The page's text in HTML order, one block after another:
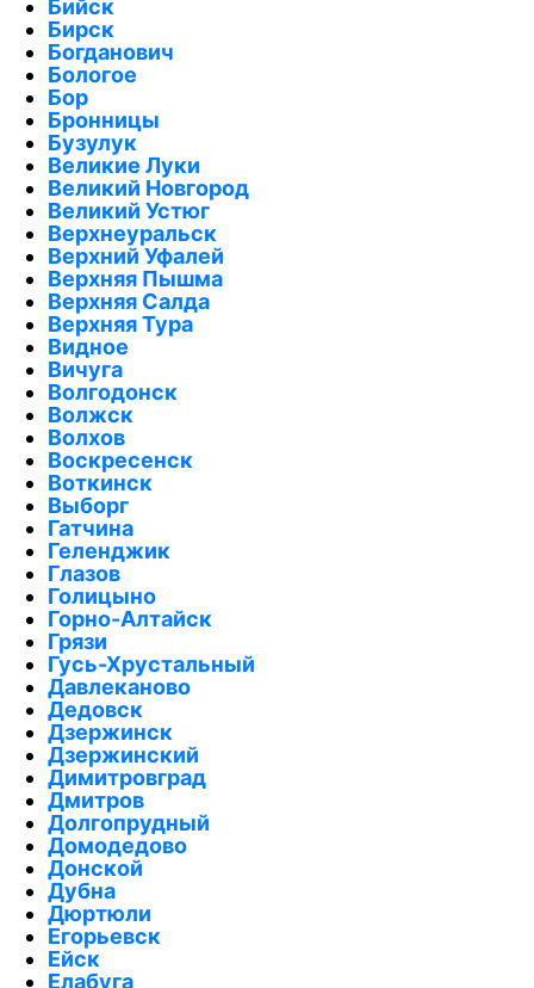
Бийск
Бирск
Богданович
Бологое
Бор
Бронницы
Бузулук
Великие Луки
Великий Новгород
Великий Устюг
Верхнеуральск
Верхний Уфалей
Верхняя Пышма
Верхняя Салда
Верхняя Тура
Видное
Вичуга
Волгодонск
Волжск
Волхов
Воскресенск
Воткинск
Выборг
Гатчина
Геленджик
Глазов
Голицыно
Горно-Алтайск
Грязи
Гусь-Хрустальный
Давлеканово
Дедовск
Дзержинск
Дзержинский
Димитровград
Дмитров
Долгопрудный
Домодедово
Донской
Дубна
Дюртюли
Егорьевск
Ейск
Елабуга